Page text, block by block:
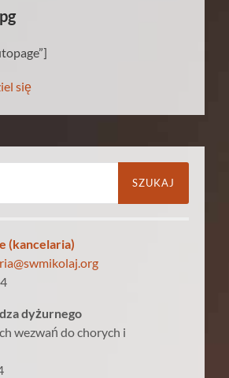
się
(kancelaria)
dyżurnego
wezwań do chorych i